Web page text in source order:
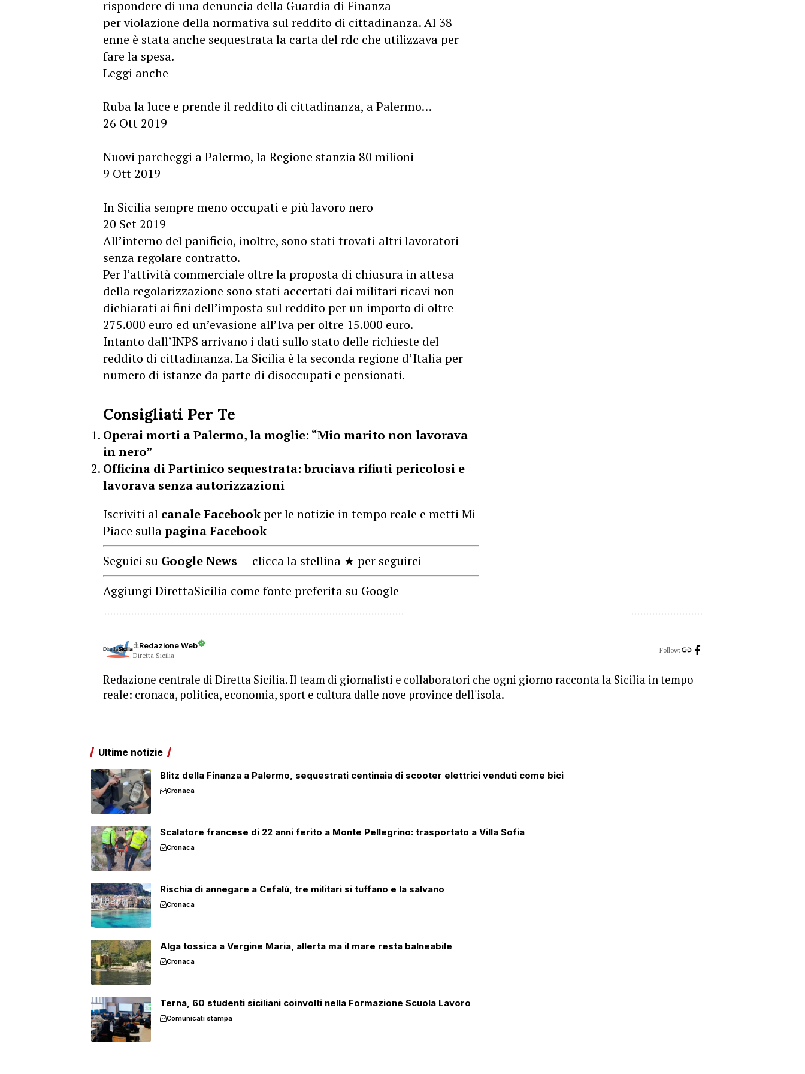
rispondere di una denuncia della Guardia di Finanza
per violazione della normativa sul reddito di cittadinanza. Al 38
enne è stata anche sequestrata la carta del rdc che utilizzava per
fare la spesa.
Leggi anche
Ruba la luce e prende il reddito di cittadinanza, a Palermo…
26 Ott 2019
Nuovi parcheggi a Palermo, la Regione stanzia 80 milioni
9 Ott 2019
In Sicilia sempre meno occupati e più lavoro nero
20 Set 2019
All’interno del panificio, inoltre, sono stati trovati altri lavoratori
senza regolare contratto.
Per l’attività commerciale oltre la proposta di chiusura in attesa
della regolarizzazione sono stati accertati dai militari ricavi non
dichiarati ai fini dell’imposta sul reddito per un importo di oltre
275.000 euro ed un’evasione all’Iva per oltre 15.000 euro.
Intanto dall’INPS arrivano i dati sullo stato delle richieste del
reddito di cittadinanza. La Sicilia è la seconda regione d’Italia per
numero di istanze da parte di disoccupati e pensionati.
Consigliati Per Te
Operai morti a Palermo, la moglie: “Mio marito non lavorava
in nero”
Officina di Partinico sequestrata: bruciava rifiuti pericolosi e
lavorava senza autorizzazioni
Iscriviti al canale Facebookper le notizie in tempo reale e metti Mi
Piace sullapagina Facebook
Seguici su Google News — clicca la stellina ★ per seguirci
Aggiungi DirettaSicilia come fonte preferita su Google
diRedazione Web
Diretta Sicilia
Follow:
Redazione centrale di Diretta Sicilia. Il team di giornalisti e collaboratori che ogni giorno racconta la Sicilia in tempo
reale: cronaca, politica, economia, sport e cultura dalle nove province dell'isola.
Ultime notizie
Blitz della Finanza a Palermo, sequestrati centinaia di scooter elettrici venduti come bici
Cronaca
Scalatore francese di 22 anni ferito a Monte Pellegrino: trasportato a Villa Sofia
Cronaca
Rischia di annegare a Cefalù, tre militari si tuffano e la salvano
Cronaca
Alga tossica a Vergine Maria, allerta ma il mare resta balneabile
Cronaca
Terna, 60 studenti siciliani coinvolti nella Formazione Scuola Lavoro
Comunicati stampa